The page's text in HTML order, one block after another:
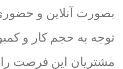
بصورت آنلاین و
توجه به حجم کار و
مشتریان این فرصت را